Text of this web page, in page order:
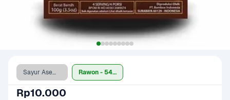
Sayur Asem - 60 gr Rawon - 54 gr
Rp10.000